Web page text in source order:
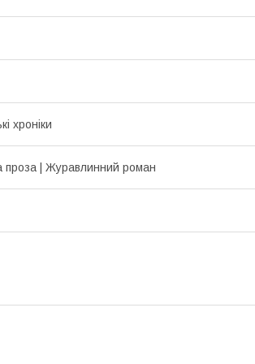
хроніки
проза | Журавлинний роман